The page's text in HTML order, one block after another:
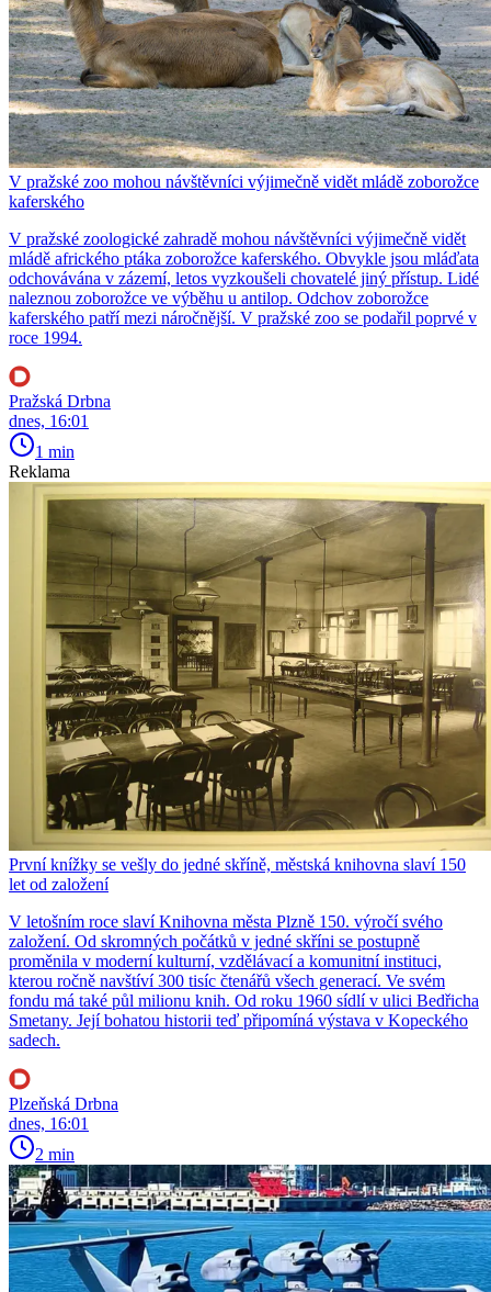
V pražské zoo mohou návštěvníci výjimečně vidět mládě zoborožce
kaferského
V pražské zoologické zahradě mohou návštěvníci výjimečně vidět
mládě afrického ptáka zoborožce kaferského. Obvykle jsou mláďata
odchovávána v zázemí, letos vyzkoušeli chovatelé jiný přístup. Lidé
naleznou zoborožce ve výběhu u antilop. Odchov zoborožce
kaferského patří mezi náročnější. V pražské zoo se podařil poprvé v
roce 1994.
Pražská Drbna
dnes, 16:01
1 min
Reklama
První knížky se vešly do jedné skříně, městská knihovna slaví 150
let od založení
V letošním roce slaví Knihovna města Plzně 150. výročí svého
založení. Od skromných počátků v jedné skříni se postupně
proměnila v moderní kulturní, vzdělávací a komunitní instituci,
kterou ročně navštíví 300 tisíc čtenářů všech generací. Ve svém
fondu má také půl milionu knih. Od roku 1960 sídlí v ulici Bedřicha
Smetany. Její bohatou historii teď připomíná výstava v Kopeckého
sadech.
Plzeňská Drbna
dnes, 16:01
2 min